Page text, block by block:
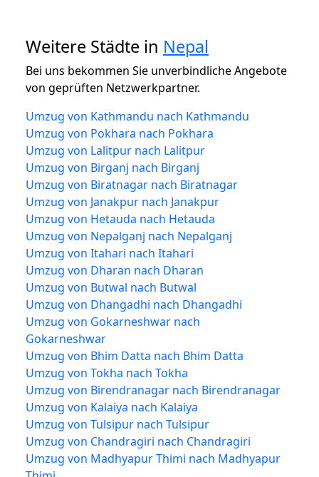
Weitere Städte in Nepal
Bei uns bekommen Sie unverbindliche Angebote
von geprüften Netzwerkpartner.
Umzug von Kathmandu nach Kathmandu
Umzug von Pokhara nach Pokhara
Umzug von Lalitpur nach Lalitpur
Umzug von Birganj nach Birganj
Umzug von Biratnagar nach Biratnagar
Umzug von Janakpur nach Janakpur
Umzug von Hetauda nach Hetauda
Umzug von Nepalganj nach Nepalganj
Umzug von Itahari nach Itahari
Umzug von Dharan nach Dharan
Umzug von Butwal nach Butwal
Umzug von Dhangadhi nach Dhangadhi
Umzug von Gokarneshwar nach
Gokarneshwar
Umzug von Bhim Datta nach Bhim Datta
Umzug von Tokha nach Tokha
Umzug von Birendranagar nach Birendranagar
Umzug von Kalaiya nach Kalaiya
Umzug von Tulsipur nach Tulsipur
Umzug von Chandragiri nach Chandragiri
Umzug von Madhyapur Thimi nach Madhyapur